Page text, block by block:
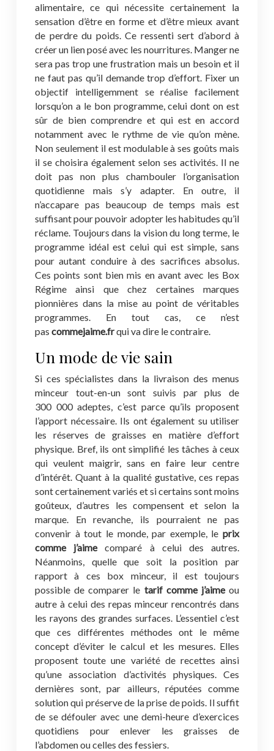
alimentaire, ce qui nécessite certainement la
sensation d’être en forme et d’être mieux avant
de perdre du poids. Ce ressenti sert d’abord à
créer un lien posé avec les nourritures. Manger ne
sera pas trop une frustration mais un besoin et il
ne faut pas qu’il demande trop d’effort. Fixer un
objectif intelligemment se réalise facilement
lorsqu’on a le bon programme, celui dont on est
sûr de bien comprendre et qui est en accord
notamment avec le rythme de vie qu’on mène.
Non seulement il est modulable à ses goûts mais
il se choisira également selon ses activités. Il ne
doit pas non plus chambouler l’organisation
quotidienne mais s’y adapter. En outre, il
n’accapare pas beaucoup de temps mais est
suffisant pour pouvoir adopter les habitudes qu’il
réclame. Toujours dans la vision du long terme, le
programme idéal est celui qui est simple, sans
pour autant conduire à des sacrifices absolus.
Ces points sont bien mis en avant avec les Box
Régime ainsi que chez certaines marques
pionnières dans la mise au point de véritables
programmes. En tout cas, ce n’est
pas commejaime.frqui va dire le contraire.
Un mode de vie sain
Si ces spécialistes dans la livraison des menus
minceur tout-en-un sont suivis par plus de
300 000 adeptes, c’est parce qu’ils proposent
l’apport nécessaire. Ils ont également su utiliser
les réserves de graisses en matière d’effort
physique. Bref, ils ont simplifié les tâches à ceux
qui veulent maigrir, sans en faire leur centre
d’intérêt. Quant à la qualité gustative, ces repas
sont certainement variés et si certains sont moins
goûteux, d’autres les compensent et selon la
marque. En revanche, ils pourraient ne pas
convenir à tout le monde, par exemple, le prix
comme j’aimecomparé à celui des autres.
Néanmoins, quelle que soit la position par
rapport à ces box minceur, il est toujours
possible de comparer le tarif comme j’aimeou
autre à celui des repas minceur rencontrés dans
les rayons des grandes surfaces. L’essentiel c’est
que ces différentes méthodes ont le même
concept d’éviter le calcul et les mesures. Elles
proposent toute une variété de recettes ainsi
qu’une association d’activités physiques. Ces
dernières sont, par ailleurs, réputées comme
solution qui préserve de la prise de poids. Il suffit
de se défouler avec une demi-heure d’exercices
quotidiens pour enlever les graisses de
l’abdomen ou celles des fessiers.